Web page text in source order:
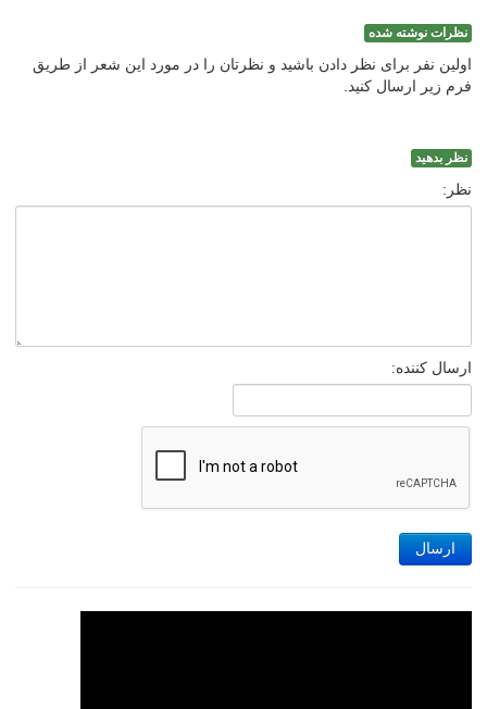
نظرات نوشته شده
اولین نفر برای نظر دادن باشید و نظرتان را در مورد این شعر از طریق
فرم زیر ارسال کنید.
نظر بدهید
نظر:
ارسال کننده:
ارسال